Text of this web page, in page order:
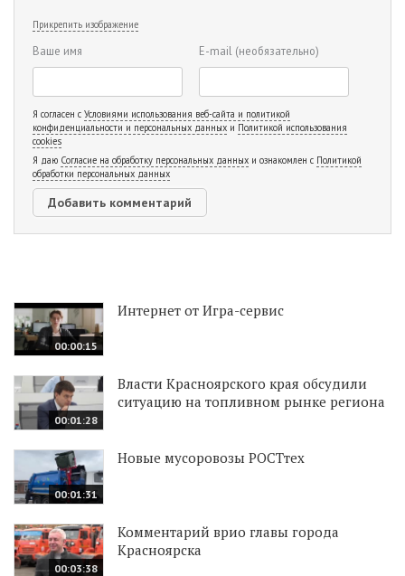
Прикрепить изображение
Ваше имя E-mail (необязательно)
Я согласен с Условиями использования веб-сайта и политикой
конфиденциальности и персональных данных и Политикой использования
cookies
Я даю Согласие на обработку персональных данных и ознакомлен с Политикой
обработки персональных данных
00:00:15
Интернет от Игра-сервис
00:01:28
Власти Красноярского края обсудили
ситуацию на топливном рынке региона
00:01:31
Новые мусоровозы РОСТтех
00:03:38
Комментарий врио главы города
Красноярска